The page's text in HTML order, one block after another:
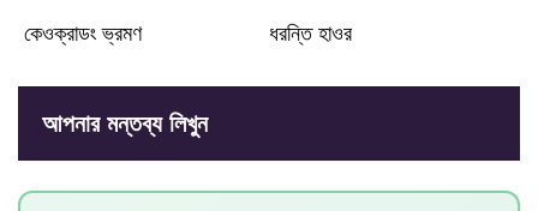
কেওক্রাডং ভ্রমণ ধরন্তি হাওর
আপনার মন্তব্য লিখুন